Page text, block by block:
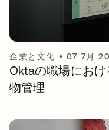
企業と文化 • 07 7月
Oktaの職場にお
物管理